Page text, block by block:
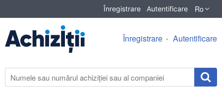
Înregistrare Autentificare Ro
Înregistrare Autentificare